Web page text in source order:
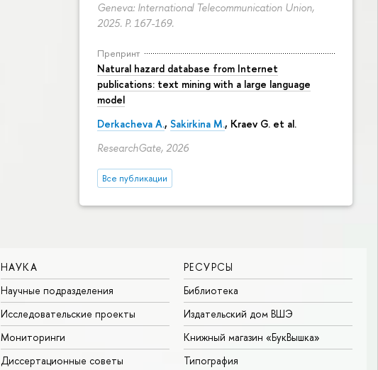
Geneva: International Telecommunication Union,
2025. P. 167-169.
Препринт
Natural hazard database from Internet
publications: text mining with a large language
model
Derkacheva A., Sakirkina M., Kraev G. et al.
ResearchGate, 2026
Все публикации
НАУКА
Научные подразделения
Исследовательские проекты
Мониторинги
Диссертационные советы
РЕСУРСЫ
Библиотека
Издательский дом ВШЭ
Книжный магазин «БукВышка»
Типография